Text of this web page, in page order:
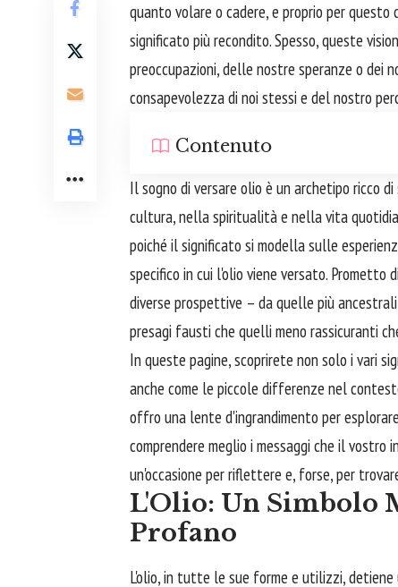
quanto volare o cadere, e proprio per
significato più recondito. Spesso, queste
preoccupazioni, delle nostre speranze o dei
consapevolezza di noi stessi e del nostro
Contenuto
Il sogno di versare olio è un archetipo ricco
cultura, nella spiritualità e nella vita
poiché il significato si modella sulle
specifico in cui l'olio viene versato.
diverse prospettive – da quelle più
presagi fausti che quelli meno rassicuranti
In queste pagine, scoprirete non solo i vari
anche come le piccole differenze nel
offro una lente d'ingrandimento per
comprendere meglio i messaggi che il vostro
un'occasione per riflettere e, forse, per
L'Olio: Un Simbolo
Profano
L'olio, in tutte le sue forme e utilizzi,